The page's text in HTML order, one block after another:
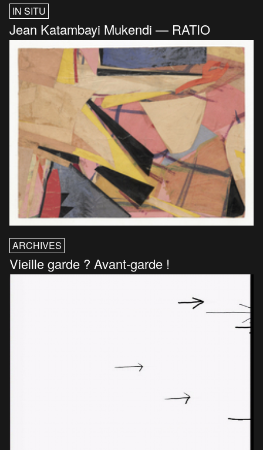
IN SITU
Jean Katambayi Mukendi — RATIO
ARCHIVES
Vieille garde ? Avant-garde !